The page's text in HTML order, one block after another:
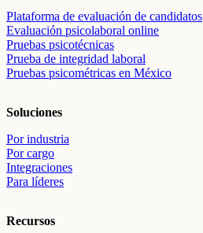
Plataforma de evaluación de candidatos
Evaluación psicolaboral online
Pruebas psicotécnicas
Prueba de integridad laboral
Pruebas psicométricas en México
Soluciones
Por industria
Por cargo
Integraciones
Para líderes
Recursos